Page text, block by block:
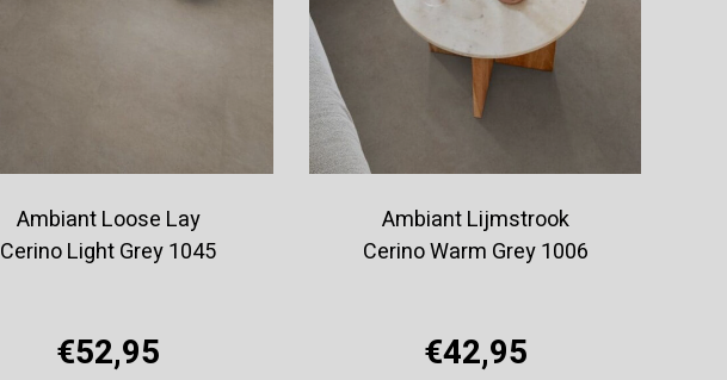
Ambiant Loose Lay
Cerino Light Grey 1045
€52,95
Ambiant Lijmstrook
Cerino Warm Grey 1006
€42,95